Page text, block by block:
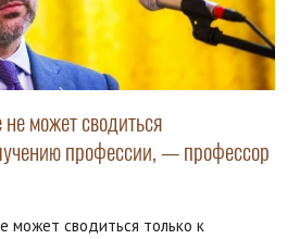
может сводиться
профессии, — профессор
может сводиться только к